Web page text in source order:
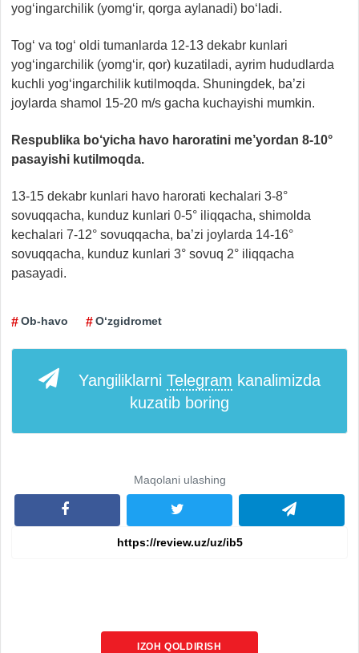
yog‘ingarchilik (yomg‘ir, qorga aylanadi) bo‘ladi.
Tog‘ va tog‘ oldi tumanlarda 12-13 dekabr kunlari
yog‘ingarchilik (yomg‘ir, qor) kuzatiladi, ayrim hududlarda
kuchli yog‘ingarchilik kutilmoqda. Shuningdek, ba’zi
joylarda shamol 15-20 m/s gacha kuchayishi mumkin.
Respublika bo‘yicha havo haroratini me’yordan 8-10°
pasayishi kutilmoqda.
13-15 dekabr kunlari havo harorati kechalari 3-8°
sovuqqacha, kunduz kunlari 0-5° iliqqacha, shimolda
kechalari 7-12° sovuqqacha, ba’zi joylarda 14-16°
sovuqqacha, kunduz kunlari 3° sovuq 2° iliqqacha
pasayadi.
Ob-havo O‘zgidromet
Yangiliklarni Telegram kanalimizda
kuzatib boring
Maqolani ulashing
IZOH QOLDIRISH